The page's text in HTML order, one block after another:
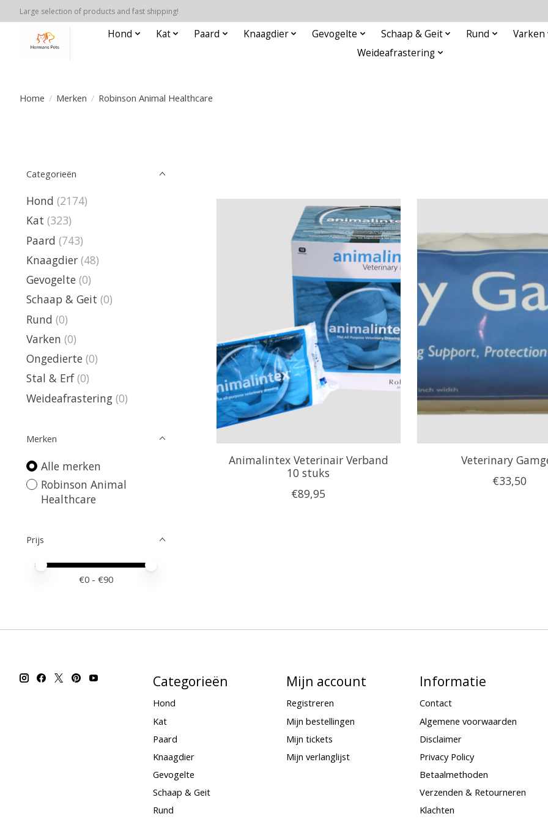
Large selection of products and fast shipping!
Hond Kat Paard Knaagdier Gevogelte Schaap & Geit Rund
Varken
Weideafrastering
Home / Merken / Robinson Animal Healthcare
Categorieën
Hond (2174)
Kat (323)
Paard (743)
Knaagdier (48)
Gevogelte (0)
Schaap & Geit (0)
Rund (0)
Varken (0)
Ongedierte (0)
Stal & Erf (0)
Weideafrastering (0)
Merken
Alle merken
Robinson Animal
Healthcare
Prijs
Minimale prijswaarde
Price maximum value
€0 - €90
Animalintex Veterinair Verband
10 stuks
€89,95
Veterinary
€33,50
Categorieën
Hond
Kat
Paard
Knaagdier
Gevogelte
Schaap & Geit
Rund
Mijn account
Registreren
Mijn bestellingen
Mijn tickets
Mijn verlanglijst
Informatie
Contact
Algemene voorwaarden
Disclaimer
Privacy Policy
Betaalmethoden
Verzenden & Retourneren
Klachten